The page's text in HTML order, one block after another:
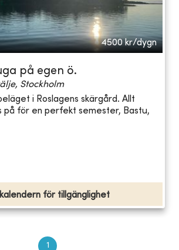
4500 kr/dygn
på egen ö.
Stockholm
i Roslagens skärgård. Allt
på för en perfekt semester, Bastu,
för tillgänglighet
1